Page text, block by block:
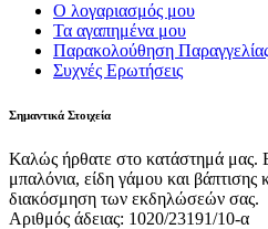
Ο λογαριασμός μου
Τα αγαπημένα μου
Παρακολούθηση
Συχνές Ερωτήσεις
Σημαντικά Στοιχεία
Καλώς ήρθατε στο κατάστημά μας.
μπαλόνια, είδη γάμου και βάπτισης
διακόσμηση των εκδηλώσεών σας.
Αριθμός άδειας: 1020/23191/10-α